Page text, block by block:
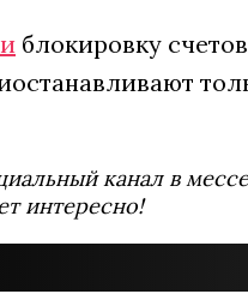
блокировку
канал в
интересно!